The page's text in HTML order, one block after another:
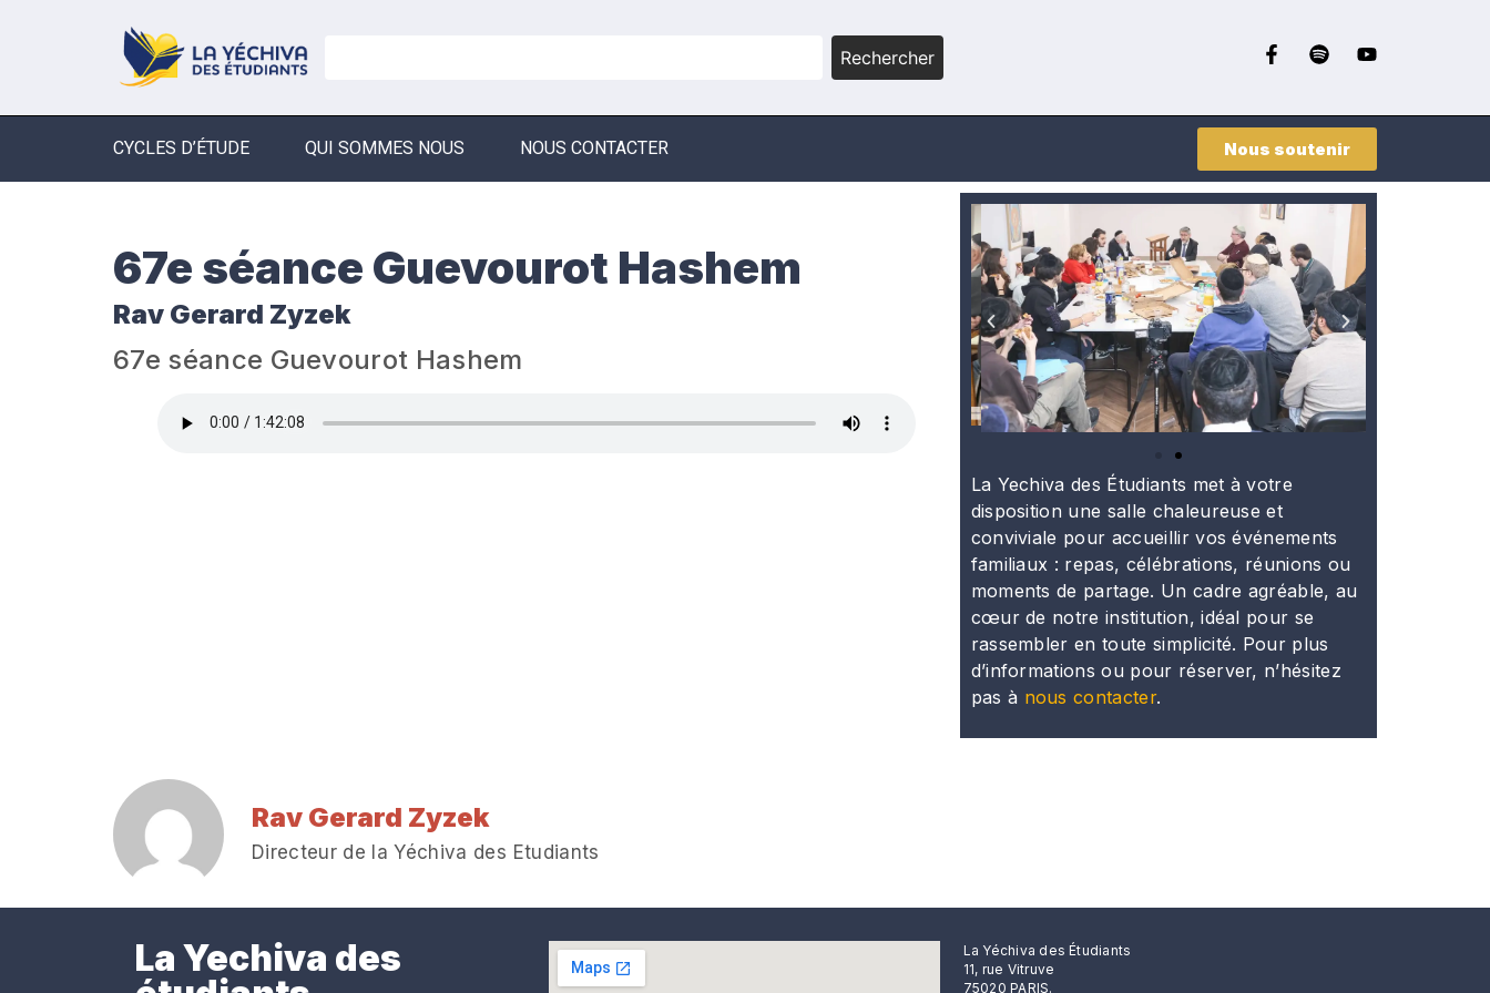
Rechercher
CYCLES D’ÉTUDE QUI SOMMES NOUS NOUS CONTACTER Nous soutenir
67e séance Guevourot Hashem
Rav Gerard Zyzek
67e séance Guevourot Hashem
Rav Gerard Zyzek
Directeur de la Yéchiva des Etudiants
La Yechiva des Étudiants met à votre
disposition une salle chaleureuse et
conviviale pour accueillir vos événements
familiaux : repas, célébrations, réunions ou
moments de partage. Un cadre agréable, au
cœur de notre institution, idéal pour se
rassembler en toute simplicité. Pour plus
d’informations ou pour réserver, n’hésitez
pas à nous contacter.
La Yechiva des
La Yéchiva des Étudiants
11, rue Vitruve
75020 PARIS.